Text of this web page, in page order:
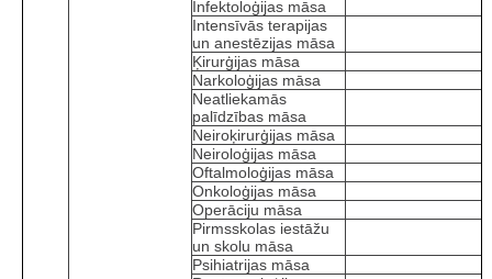
Infektoloģijas māsa
Intensīvās terapijas
un anestēzijas māsa
Ķirurģijas māsa
Narkoloģijas māsa
Neatliekamās
palīdzības māsa
Neiroķirurģijas māsa
Neiroloģijas māsa
Oftalmoloģijas māsa
Onkoloģijas māsa
Operāciju māsa
Pirmsskolas iestāžu
un skolu māsa
Psihiatrijas māsa